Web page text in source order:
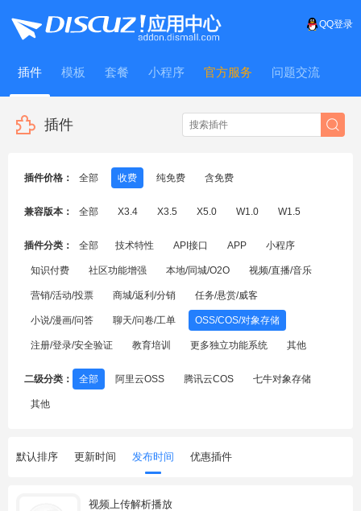
QQ登录
插件 模板 套餐 小程序 官方服务 问题交流
WitFrame
插件
插件价格： 全部 收费 纯免费 含免费
兼容版本： 全部 X3.4 X3.5 X5.0 W1.0 W1.5
插件分类： 全部 技术特性 API接口 APP 小程序
知识付费 社区功能增强 本地/同城/O2O 视频/直播/音乐
营销/活动/投票 商城/返利/分销 任务/悬赏/威客
小说/漫画/问答 聊天/问卷/工单 OSS/COS/对象存储
注册/登录/安全验证 教育培训 更多独立功能系统 其他
二级分类： 全部 阿里云OSS 腾讯云COS 七牛对象存储
其他
默认排序 更新时间 发布时间 优惠插件
视频上传解析播放